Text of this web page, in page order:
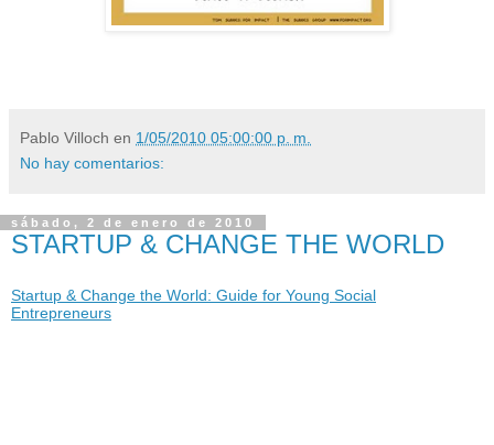
Pablo Villoch en 1/05/2010 05:00:00 p. m.
No hay comentarios:
sábado, 2 de enero de 2010
STARTUP & CHANGE THE WORLD
Startup & Change the World: Guide for Young Social
Entrepreneurs